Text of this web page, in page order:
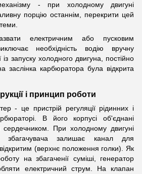
- при холодному двигуні
порцію останнім, перекрити цей
електричним або пусковим
необхідність водію вручну
із запуску холодного двигуна, постійно
заслінка карбюратора була відкрита
і принцип роботи
- це пристрій регуляції рідинних і
В його корпусі об'єднані
При холодному двигуні
збагачувача залишає канал для
(верхнє положення голки). Як
на збагаченії суміші, генератор
електричний струм. На клапан